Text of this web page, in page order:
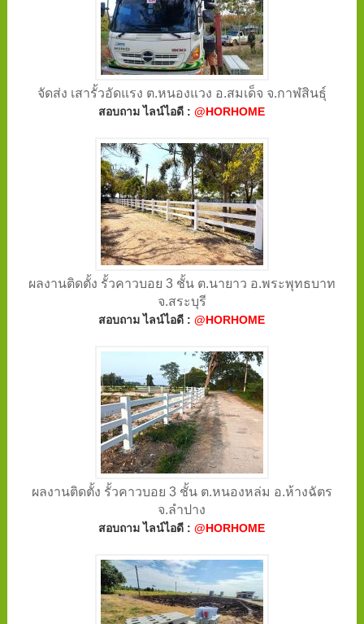
จัดส่ง เสารั้วอัดแรง ต.หนองแวง อ.สมเด็จ จ.กาฬสินธุ์
สอบถาม ไลน์ไอดี :@HORHOME
ผลงานติดตั้ง รั้วคาวบอย 3 ชั้น ต.นายาว อ.พระพุทธบาท
จ.สระบุรี
สอบถาม ไลน์ไอดี :@HORHOME
ผลงานติดตั้ง รั้วคาวบอย 3 ชั้น ต.หนองหล่ม อ.ห้างฉัตร
จ.ลำปาง
สอบถาม ไลน์ไอดี :@HORHOME